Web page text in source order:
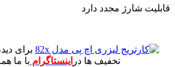
قابلیت شارژ مجدد دارد
برای
تخفیف ها در اینستاگرام با ما